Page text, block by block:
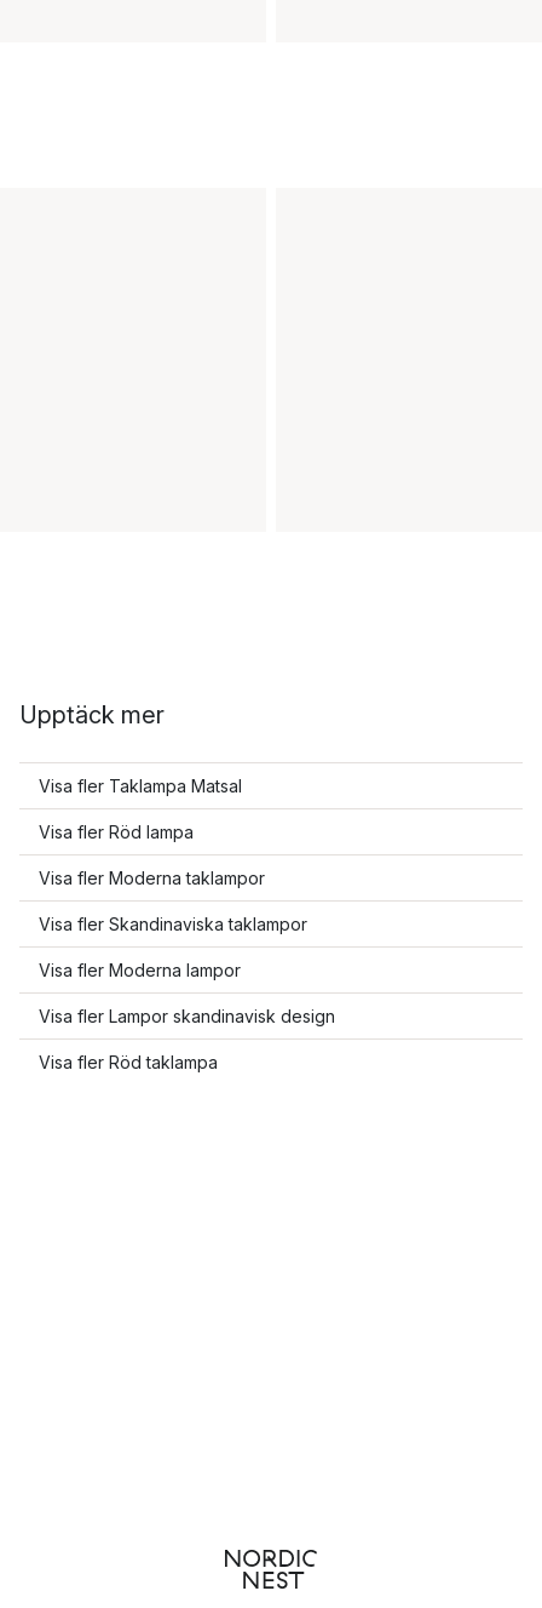
Upptäck mer
Visa fler Taklampa Matsal
Visa fler Röd lampa
Visa fler Moderna taklampor
Visa fler Skandinaviska taklampor
Visa fler Moderna lampor
Visa fler Lampor skandinavisk design
Visa fler Röd taklampa